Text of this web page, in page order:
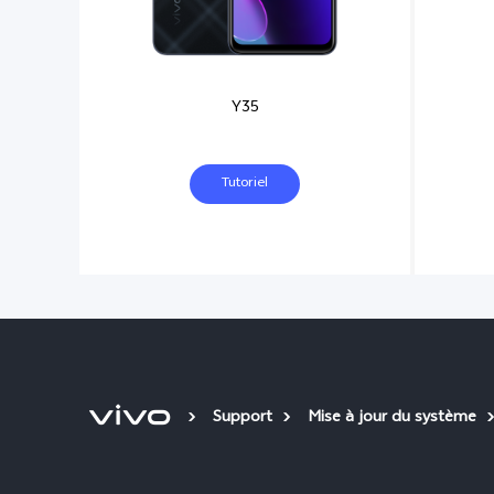
Y35
Tutoriel
Support Mise à jour du système